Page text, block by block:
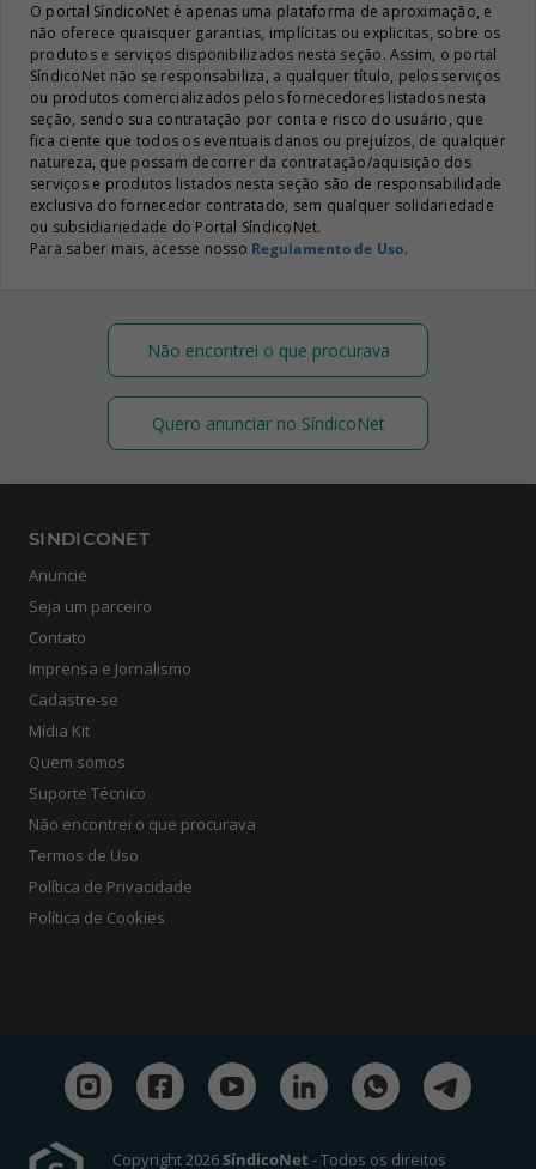
O portal SíndicoNet é apenas uma plataforma de aproximação, e
não oferece quaisquer garantias, implícitas ou explicitas, sobre os
produtos e serviços disponibilizados nesta seção. Assim, o portal
SíndicoNet não se responsabiliza, a qualquer título, pelos serviços
ou produtos comercializados pelos fornecedores listados nesta
seção, sendo sua contratação por conta e risco do usuário, que
fica ciente que todos os eventuais danos ou prejuízos, de qualquer
natureza, que possam decorrer da contratação/aquisição dos
serviços e produtos listados nesta seção são de responsabilidade
exclusiva do fornecedor contratado, sem qualquer solidariedade
ou subsidiariedade do Portal SíndicoNet.
Para saber mais, acesse nosso Regulamento de Uso.
Não encontrei o que procurava
Quero anunciar no SíndicoNet
SINDICONET
Anuncie
Seja um parceiro
Contato
Imprensa e Jornalismo
Cadastre-se
Mídia Kit
Quem somos
Suporte Técnico
Não encontrei o que procurava
Termos de Uso
Política de Privacidade
Política de Cookies
Copyright 2026SíndicoNet - Todos os direitos